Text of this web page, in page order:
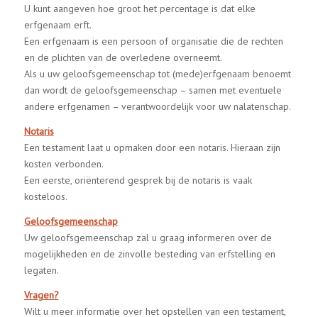
U kunt aangeven hoe groot het percentage is dat elke
erfgenaam erft.
Een erfgenaam is een persoon of organisatie die de rechten
en de plichten van de overledene overneemt.
Als u uw geloofsgemeenschap tot (mede)erfgenaam benoemt
dan wordt de geloofsgemeenschap – samen met eventuele
andere erfgenamen – verantwoordelijk voor uw nalatenschap.
Notaris
Een testament laat u opmaken door een notaris. Hieraan zijn
kosten verbonden.
Een eerste, oriënterend gesprek bij de notaris is vaak
kosteloos.
Geloofsgemeenschap
Uw geloofsgemeenschap zal u graag informeren over de
mogelijkheden en de zinvolle besteding van erfstelling en
legaten.
Vragen?
Wilt u meer informatie over het opstellen van een testament,